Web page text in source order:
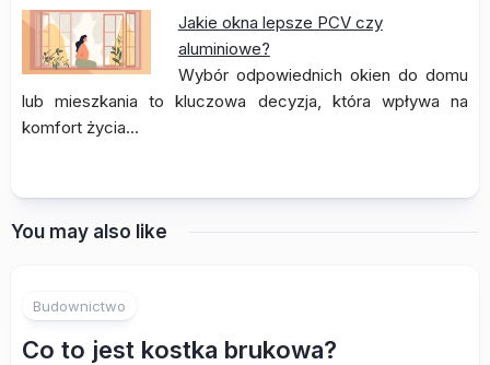
Jakie okna lepsze PCV czy
aluminiowe?
Wybór odpowiednich okien do domu
lub mieszkania to kluczowa decyzja, która wpływa na
komfort życia…
You may also like
Budownictwo
Co to jest kostka brukowa?